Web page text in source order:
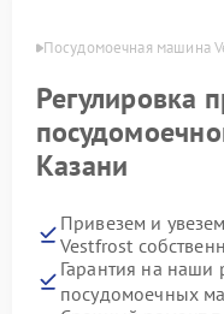
Посудомоечная машина
Регулировка
Казани
Привезем и
Vestfrost
Гарантия на наши
посудомоечных